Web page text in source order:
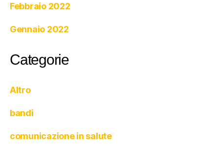
Febbraio 2022
Gennaio 2022
Categorie
Altro
bandi
comunicazione in salute